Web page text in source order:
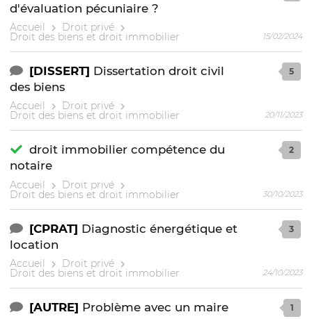
d'évaluation pécuniaire ?
Accueil Droit privé
Droit des biens et droit immobilier 15/02/2024
[DISSERT] Dissertation droit civil
des biens
Accueil Droit privé
Droit des biens et droit immobilier
5
20/11/2023
droit immobilier compétence du
notaire
Accueil Droit privé
Droit des biens et droit immobilier
2
30/10/2023
[CPRAT] Diagnostic énergétique et
location
Accueil Droit privé
Droit des biens et droit immobilier
3
24/10/2023
[AUTRE] Problème avec un maire 1